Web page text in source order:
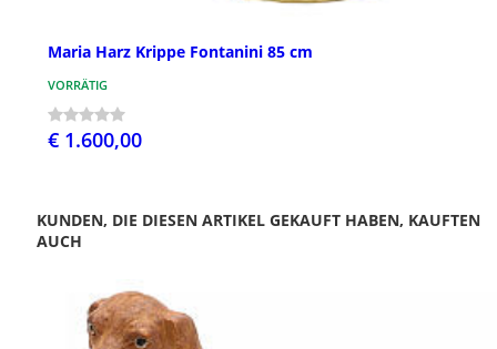
Maria Harz Krippe Fontanini 85 cm
VORRÄTIG
€ 1.600,00
KUNDEN, DIE DIESEN ARTIKEL GEKAUFT HABEN, KAUFTEN
AUCH